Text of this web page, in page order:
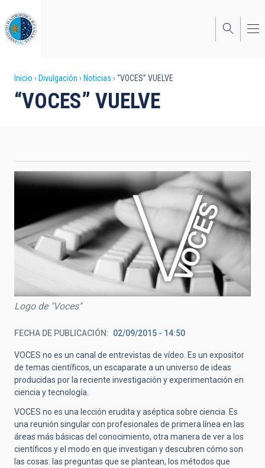
al
contenido
principal
Sobrescribir
enlaces
a
la
navegación
Inicio Divulgación Noticias “VOCES” VUELVE
“VOCES” VUELVE
Logo de "Voces"
FECHA DE PUBLICACIÓN 02/09/2015 - 14:50
VOCES no es un canal de entrevistas de vídeo. Es un expositor
de temas científicos, un escaparate a un universo de ideas
producidas por la reciente investigación y experimentación en
ciencia y tecnología.
VOCES no es una lección erudita y aséptica sobre ciencia. Es
una reunión singular con profesionales de primera línea en las
áreas más básicas del conocimiento, otra manera de ver a los
científicos y el modo en que investigan y descubren cómo son
las cosas: las preguntas que se plantean, los métodos que